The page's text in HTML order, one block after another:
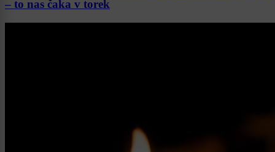
– to nas čaka v torek